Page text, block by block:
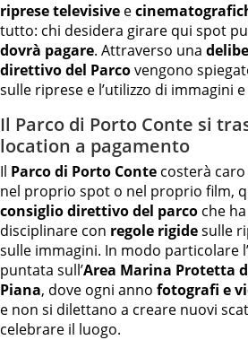
riprese televisive e
tutto: chi desidera girare qui spot
dovrà pagare. Attraverso una
direttivo del Parcovengono
sulle riprese e l’utilizzo di immagini
Il Parco di Porto Conte si
location a pagamento
Il Parco di Porto Conte costerà
nel proprio spot o nel proprio film,
consiglio direttivo del parco che
disciplinare con regole rigidesulle
sulle immagini. In modo particolare
puntata sull’Area Marina Protetta
Piana, dove ogni anno fotografi e
e non si dilettano a creare nuovi
celebrare il luogo.